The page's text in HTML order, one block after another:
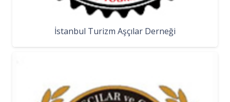
İstanbul Turizm Aşçılar Derneği